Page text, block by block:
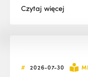
Czytajwięcej
# 2026-07-30